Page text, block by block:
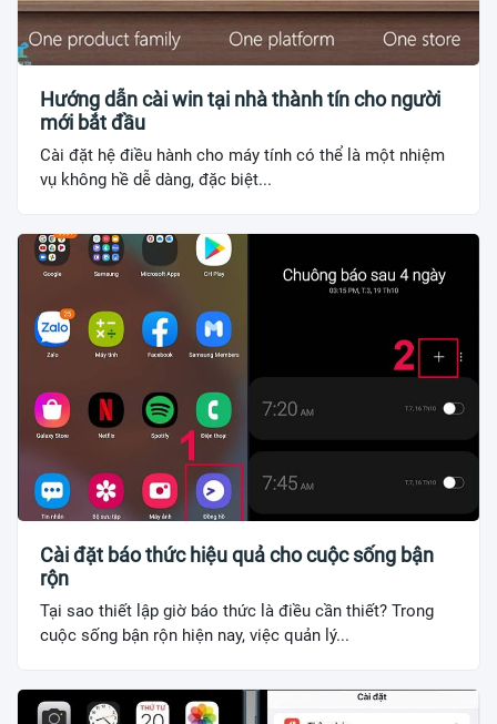
Hướng dẫn cài win tại nhà thành tín cho người
mới bắt đầu
Cài đặt hệ điều hành cho máy tính có thể là một nhiệm
vụ không hề dễ dàng, đặc biệt...
Cài đặt báo thức hiệu quả cho cuộc sống bận
rộn
Tại sao thiết lập giờ báo thức là điều cần thiết? Trong
cuộc sống bận rộn hiện nay, việc quản lý...